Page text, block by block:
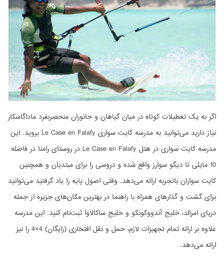
اگر به یک تعطیلات کوتاه در میان گیاهان و جانوران منحصربفرد ماداگاسکار
نیاز دارید می‌توانید به مدرسه کایت سواری Le Case en Falafy بروید. این
مدرسه کایت سواری در هتل Le Case en Falafy در روستای رامنا در فاصله
10 مایلی تا دیگو سوارز واقع شده و دروسی را برای مبتدیان و همچنین
کایت سواران باتجربه ارائه می‌دهد. وقتی اصول پایه را یاد گرفتید می‌توانید
برای گشت و گذارهای همراه با راهنما در بهترین مکان‌های جزیره از جمله
دریای امرالد، خلیج آندووکونکو و خلیج ساکالاوا ثبت‌نام کنید. این مدرسه
علاوه بر ارائه تمام تجهیزات لازم، حمل و نقل افتخاری (رایگان) 4×4 را نیز
ارائه می‌دهد.